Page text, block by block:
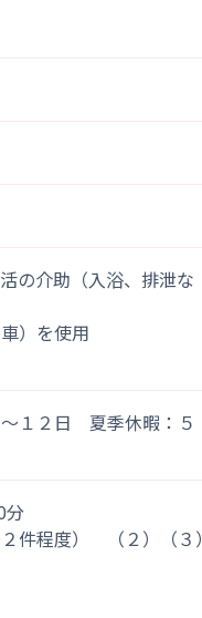
の介助（入浴、排泄な
）を使用
１２日 夏季休暇：５
分
度） （２）（３）